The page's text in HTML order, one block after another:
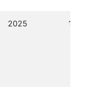
2025 13/